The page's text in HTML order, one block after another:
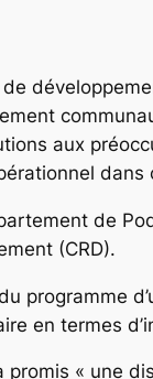
aux
dans
de
(CRD).
programme
en termes
« une